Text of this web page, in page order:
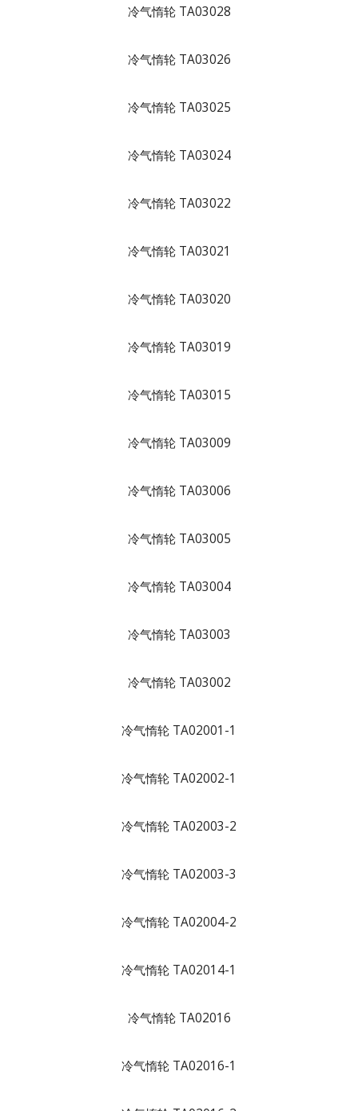
冷气惰轮 TA03028
冷气惰轮 TA03026
冷气惰轮 TA03025
冷气惰轮 TA03024
冷气惰轮 TA03022
冷气惰轮 TA03021
冷气惰轮 TA03020
冷气惰轮 TA03019
冷气惰轮 TA03015
冷气惰轮 TA03009
冷气惰轮 TA03006
冷气惰轮 TA03005
冷气惰轮 TA03004
冷气惰轮 TA03003
冷气惰轮 TA03002
冷气惰轮 TA02001-1
冷气惰轮 TA02002-1
冷气惰轮 TA02003-2
冷气惰轮 TA02003-3
冷气惰轮 TA02004-2
冷气惰轮 TA02014-1
冷气惰轮 TA02016
冷气惰轮 TA02016-1